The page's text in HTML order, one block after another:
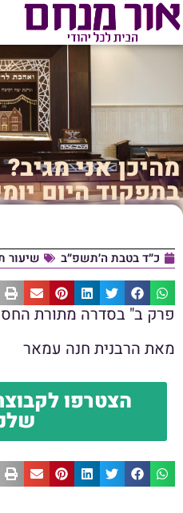
לתוכן
מהיכן אני
בתפקוד היום
כ״ד בטבת ה׳תשפ״ב שיעור
פרק ב" בסדרה מתורת
מאת הרבנית חנה עמאר
הצטרפו